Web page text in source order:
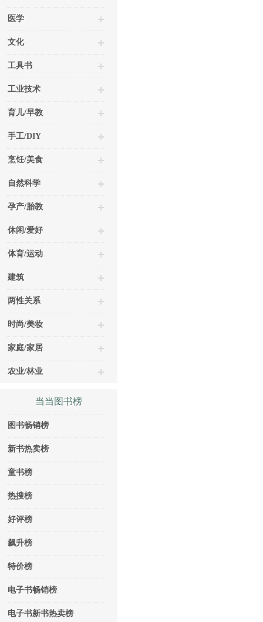
医学
文化
工具书
工业技术
育儿/早教
手工/DIY
烹饪/美食
自然科学
孕产/胎教
休闲/爱好
体育/运动
建筑
两性关系
时尚/美妆
家庭/家居
农业/林业
当当图书榜
图书畅销榜
新书热卖榜
童书榜
热搜榜
好评榜
飙升榜
特价榜
电子书畅销榜
电子书新书热卖榜